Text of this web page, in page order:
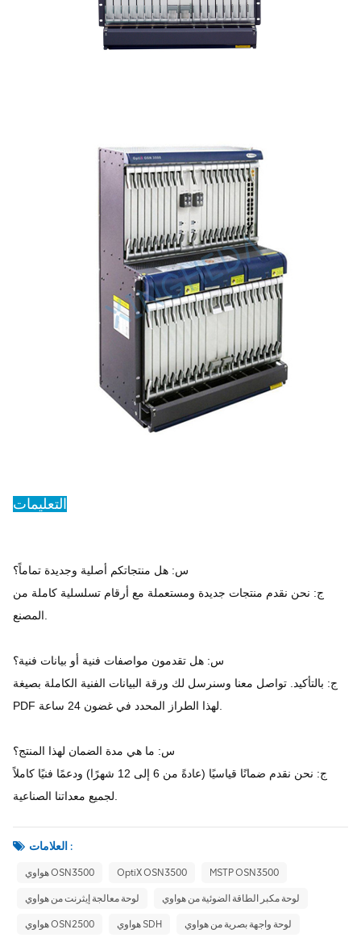
التعليمات
س: هل منتجاتكم أصلية وجديدة تماماً؟
ج: نحن نقدم منتجات جديدة ومستعملة مع أرقام تسلسلية كاملة من
س: هل تقدمون مواصفات فنية أو بيانات فنية؟
ج: بالتأكيد. تواصل معنا وسنرسل لك ورقة البيانات الفنية الكاملة بصيغة
س: ما هي مدة الضمان لهذا المنتج؟
ج: نحن نقدم ضمانًا قياسيًا (عادةً من 6 إلى 12 شهرًا) ودعمًا فنيًا كاملاً
العلامات :
هواوي OSN3500 OptiX OSN3500 MSTP OSN3500
لوحة معالجة إيثرنت من هواوي لوحة مكبر الطاقة الضوئية من هواوي
هواوي OSN2500 هواوي SDH لوحة واجهة بصرية من هواوي